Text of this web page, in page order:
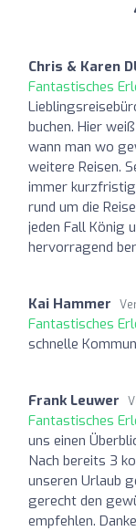
Chris & Karen
Fantastisches
buchen. Hier
wann man wo
weitere Reisen.
immer
rund um die
jeden Fall König
hervorragend
Kai Hammer
Fantastisches
schnelle
Frank Leuwer
Fantastisches
uns einen
Nach bereits 3
unseren Urlaub
gerecht den
empfehlen. Danke